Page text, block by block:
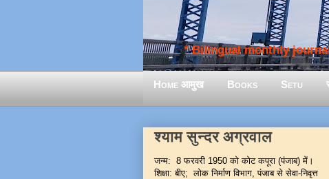
* Bilingual monthly journal
Home आमुख Books Setu
श्याम सुन्दर अग्रवाल
जन्म: 8 फरवरी 1950 को कोट कपूरा (पंजाब) में।
शिक्षा: बीए; लोक निर्माण विभाग, पंजाब से सेवा-निवृत्त